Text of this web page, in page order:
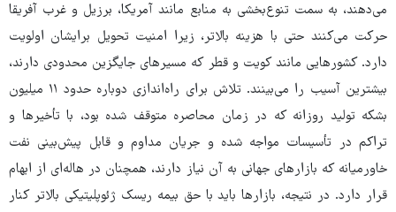
می‌دهند، به سمت تنوع‌بخشی به منابع مانند آمریکا، برزیل و غرب آفریقا
حرکت می‌کنند حتی با هزینه بالاتر، زیرا امنیت تحویل برایشان اولویت
دارد. کشورهایی مانند کویت و قطر که مسیرهای جایگزین محدودی دارند،
بیشترین آسیب را می‌بینند. تلاش برای راه‌اندازی دوباره حدود ۱۱ میلیون
بشکه تولید روزانه که در زمان محاصره متوقف شده بود، با تأخیرها و
تراکم در تأسیسات مواجه شده و جریان مداوم و قابل پیش‌بینی نفت
خاورمیانه که بازارهای جهانی به آن نیاز دارند، همچنان در هاله‌ای از ابهام
قرار دارد. در نتیجه، بازارها باید با حق بیمه ریسک ژئوپلیتیکی بالاتر کنار